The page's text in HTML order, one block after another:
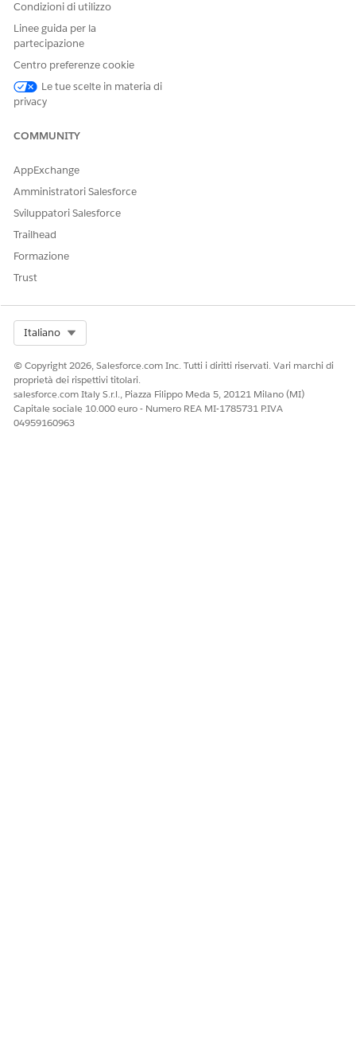
context definition
structure
LIMIT
DEFAULT
active
instances
that an
application
can have
within the
specified
Time To Live
duration
context
instance
Time To Live
configuratio
n in a
context
definition at
10 minutes 45 minutes
Condizioni di utilizzo
Linee guida per la
partecipazione
Centro preferenze cookie
Le tue scelte in materia di
privacy
COMMUNITY
AppExchange
Amministratori Salesforce
Sviluppatori Salesforce
Trailhead
Formazione
Trust
Italiano
© Copyright 2026, Salesforce.com Inc. Tutti i diritti riservati. Vari marchi di
proprietà dei rispettivi titolari.
salesforce.com Italy S.r.l., Piazza Filippo Meda 5, 20121 Milano (MI)
Capitale sociale 10.000 euro - Numero REA MI-1785731 P.IVA
04959160963